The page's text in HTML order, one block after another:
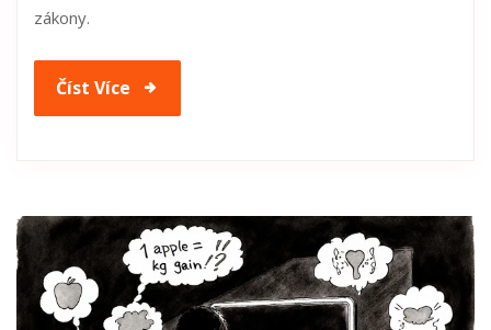
zákony.
Číst Více